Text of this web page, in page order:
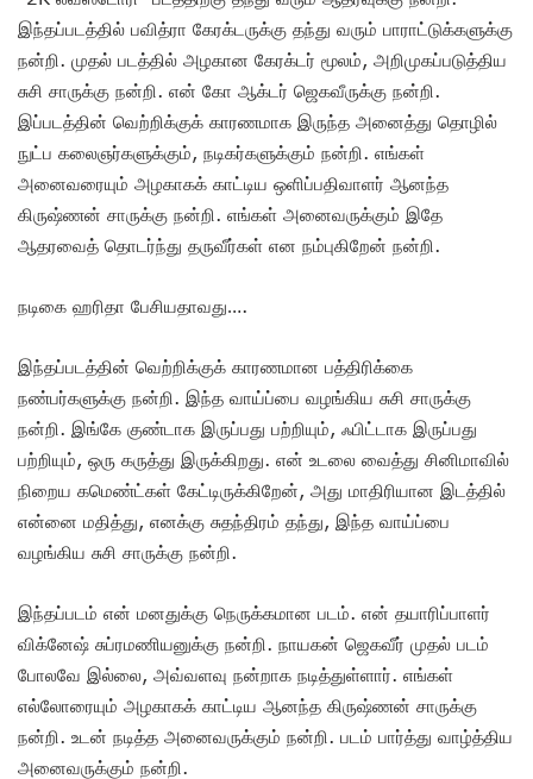
இந்தப்படத்தில் பவித்ரா கேரக்டருக்கு தந்து வரும் பாராட்டுக்களுக்கு
நன்றி. முதல் படத்தில் அழகான கேரக்டர் மூலம், அறிமுகப்படுத்திய
சுசி சாருக்கு நன்றி. என் கோ ஆக்டர் ஜெகவீருக்கு நன்றி.
இப்படத்தின் வெற்றிக்குக் காரணமாக இருந்த அனைத்து தொழில்
நுட்ப கலைஞர்களுக்கும், நடிகர்களுக்கும் நன்றி. எங்கள்
அனைவரையும் அழகாகக் காட்டிய ஒளிப்பதிவாளர் ஆனந்த
கிருஷ்ணன் சாருக்கு நன்றி. எங்கள் அனைவருக்கும் இதே
ஆதரவைத் தொடர்ந்து தருவீர்கள் என நம்புகிறேன் நன்றி.
நடிகை ஹரிதா பேசியதாவது….
இந்தப்படத்தின் வெற்றிக்குக் காரணமான பத்திரிக்கை
நண்பர்களுக்கு நன்றி. இந்த வாய்ப்பை வழங்கிய சுசி சாருக்கு
நன்றி. இங்கே குண்டாக இருப்பது பற்றியும், ஃபிட்டாக இருப்பது
பற்றியும், ஒரு கருத்து இருக்கிறது. என் உடலை வைத்து சினிமாவில்
நிறைய கமெண்ட்கள் கேட்டிருக்கிறேன், அது மாதிரியான இடத்தில்
என்னை மதித்து, எனக்கு சுதந்திரம் தந்து, இந்த வாய்ப்பை
வழங்கிய சுசி சாருக்கு நன்றி.
இந்தப்படம் என் மனதுக்கு நெருக்கமான படம். என் தயாரிப்பாளர்
விக்னேஷ் சுப்ரமணியனுக்கு நன்றி. நாயகன் ஜெகவீர் முதல் படம்
போலவே இல்லை, அவ்வளவு நன்றாக நடித்துள்ளார். எங்கள்
எல்லோரையும் அழகாகக் காட்டிய ஆனந்த கிருஷ்ணன் சாருக்கு
நன்றி. உடன் நடித்த அனைவருக்கும் நன்றி. படம் பார்த்து வாழ்த்திய
அனைவருக்கும் நன்றி.